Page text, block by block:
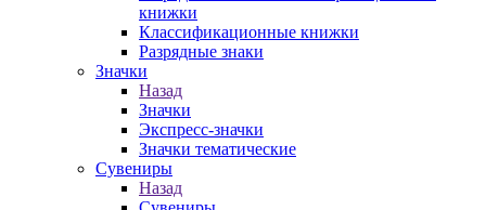
книжки
Классификационные книжки
Разрядные знаки
Значки
Назад
Значки
Экспресс-значки
Значки тематические
Сувениры
Назад